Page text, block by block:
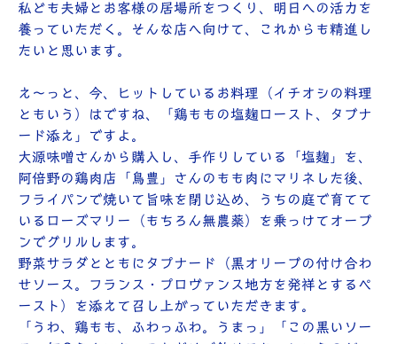
私ども夫婦とお客様の居場所をつくり、明日への活力を
養っていただく。そんな店へ向けて、これからも精進し
たいと思います。
え〜っと、今、ヒットしているお料理（イチオシの料理
ともいう）はですね、「鶏ももの塩麹ロースト、タブナ
ード添え」ですよ。
大源味噌さんから購入し、手作りしている「塩麹」を、
阿倍野の鶏肉店「鳥豊」さんのもも肉にマリネした後、
フライパンで焼いて旨味を閉じ込め、うちの庭で育てて
いるローズマリー（もちろん無農薬）を乗っけてオーブ
ンでグリルします。
野菜サラダとともにタプナード（黒オリーブの付け合わ
せソース。フランス・プロヴァンス地方を発祥とするペ
ースト）を添えて召し上がっていただきます。
「うわ、鶏もも、ふわっふわ。うまっ」「この黒いソー